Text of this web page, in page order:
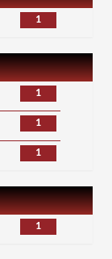
1
1
1
1
1